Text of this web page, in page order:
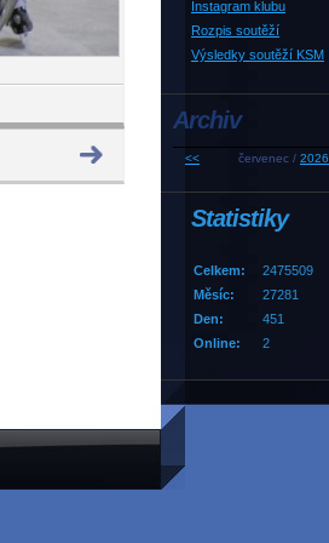
Instagram klubu
Rozpis soutěží
Výsledky soutěží KSM
Archiv
<< červenec / 2026
Statistiky
Online: 2
Celkem:
2475509
Měsíc:
27281
Den:
451